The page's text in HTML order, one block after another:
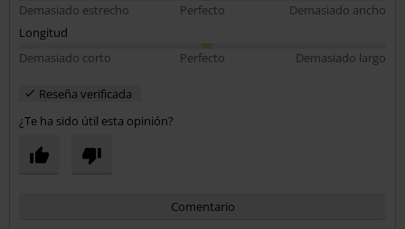
Demasiado estrecho
Perfecto
Demasiado ancho
Longitud
Demasiado corto
Perfecto Demasiado largo
Reseña verificada
¿Te ha sido útil esta opinión?
Comentario